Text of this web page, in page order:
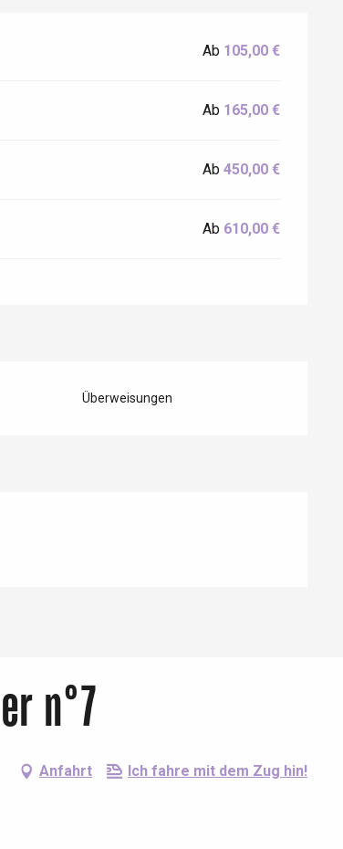
Ab 105,00 €
Ab 165,00 €
Ab450,00 €
Ab 610,00 €
Überweisungen
n°7
Anfahrt Ich fahre mit dem Zug hin!